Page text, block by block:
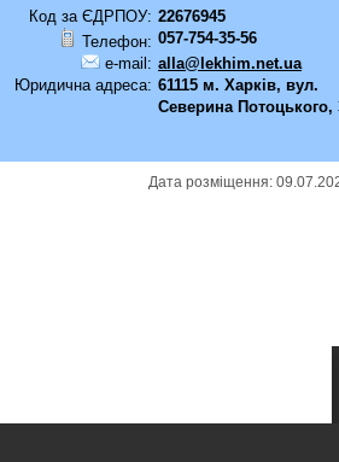
Код за ЄДРПОУ: 22676945
Телефон: 057-754-35-56
e-mail: alla@lekhim.net.ua
Юридична адреса: 61115 м. Харків, вул.
Северина Потоцького,
Дата розміщення: